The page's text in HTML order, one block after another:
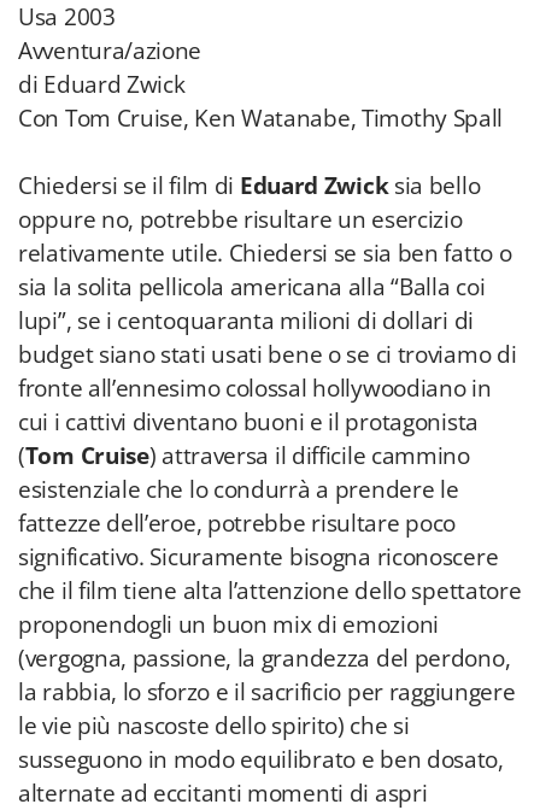
Usa 2003
Avventura/azione
di Eduard Zwick
Con Tom Cruise, Ken Watanabe, Timothy Spall
Chiedersi se il film di Eduard Zwicksia bello
oppure no, potrebbe risultare un esercizio
relativamente utile. Chiedersi se sia ben fatto o
sia la solita pellicola americana alla “Balla coi
lupi”, se i centoquaranta milioni di dollari di
budget siano stati usati bene o se ci troviamo di
fronte all’ennesimo colossal hollywoodiano in
cui i cattivi diventano buoni e il protagonista
(Tom Cruise) attraversa il difficile cammino
esistenziale che lo condurrà a prendere le
fattezze dell’eroe, potrebbe risultare poco
significativo. Sicuramente bisogna riconoscere
che il film tiene alta l’attenzione dello spettatore
proponendogli un buon mix di emozioni
(vergogna, passione, la grandezza del perdono,
la rabbia, lo sforzo e il sacrificio per raggiungere
le vie più nascoste dello spirito) che si
susseguono in modo equilibrato e ben dosato,
alternate ad eccitanti momenti di aspri